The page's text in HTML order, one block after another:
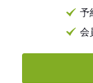
予
会